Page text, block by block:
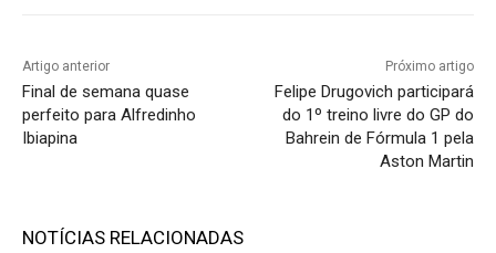
Artigo anterior
Final de semana quase
perfeito para Alfredinho
Ibiapina
Próximo artigo
Felipe Drugovich participará
do 1º treino livre do GP do
Bahrein de Fórmula 1 pela
Aston Martin
NOTÍCIAS RELACIONADAS